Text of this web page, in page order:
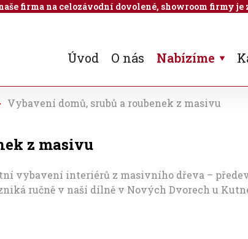
Úvod O nás Nabízíme
z masivu
Vybavení domů, srubů a roubenek z masivu
vybavení interiérů z masivního dřeva –
ručně v naší dílně v Nových Dvorech u
naše firma na celozávodní dovolené, showroom firmy